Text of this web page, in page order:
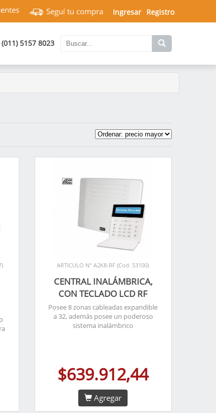
Ingresar Registro
Seguí tu compra
5157 8023
ARTICULO N° A2K8-RF (Cod. 53100)
CENTRAL INALÁMBRICA,
CON TECLADO LCD RF
Posee 8 zonas cableadas expandible
a 32, además posee un poderoso
sistema inalámbrico
$639.912,44
Agregar